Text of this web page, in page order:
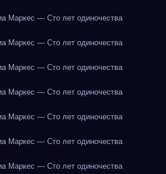
Маркес — Сто лет одиночества
Маркес — Сто лет одиночества
Маркес — Сто лет одиночества
Маркес — Сто лет одиночества
Маркес — Сто лет одиночества
Маркес — Сто лет одиночества
Маркес — Сто лет одиночества